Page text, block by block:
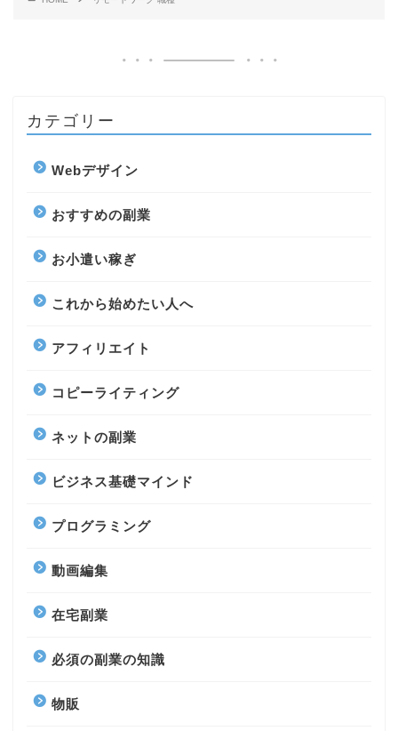
カテゴリー
Webデザイン
おすすめの副業
お小遣い稼ぎ
これから始めたい人へ
アフィリエイト
コピーライティング
ネットの副業
ビジネス基礎マインド
プログラミング
動画編集
在宅副業
必須の副業の知識
物販